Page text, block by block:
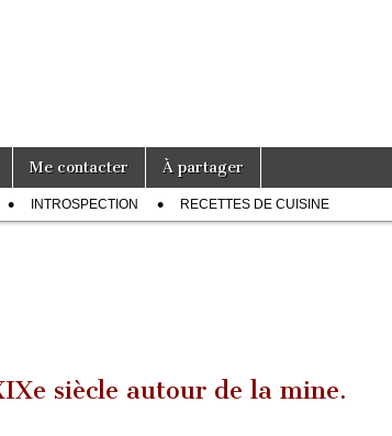
Me contacter À partager
INTROSPECTION RECETTES DE CUISINE
siècle autour de la mine.